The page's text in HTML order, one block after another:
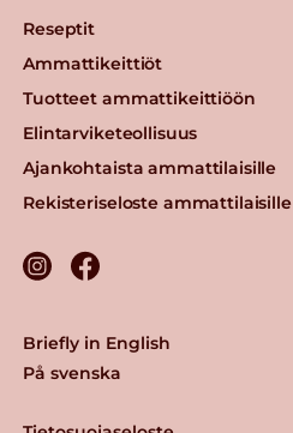
Reseptit
Ammattikeittiöt
Tuotteet ammattikeittiöön
Elintarviketeollisuus
Ajankohtaista ammattilaisille
Rekisteriseloste ammattilaisille
Briefly in English
På svenska